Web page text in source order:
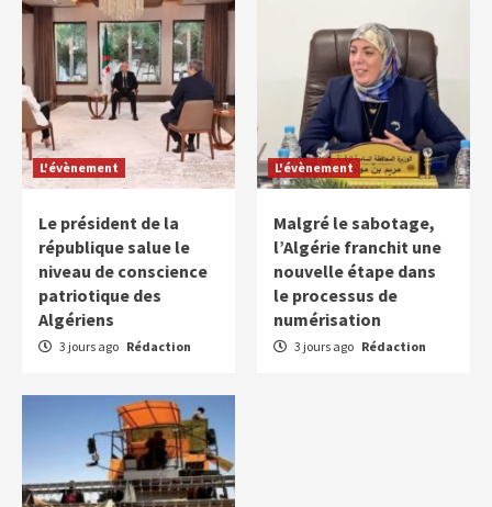
L'évènement
Le président de la
république salue le
niveau de conscience
patriotique des
Algériens
3 jours ago Rédaction
L'évènement
Malgré le sabotage,
l’Algérie franchit une
nouvelle étape dans
le processus de
numérisation
3 jours ago Rédaction